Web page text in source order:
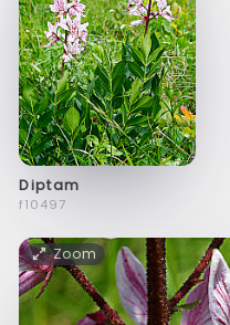
Diptam
f10497
Zoom